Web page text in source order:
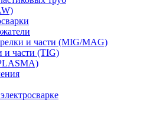
и части (MIG/MAG)
и части (TIG)